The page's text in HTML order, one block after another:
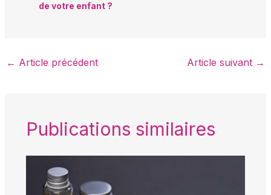
de votre enfant ?
← Article précédent Article suivant →
Publications similaires